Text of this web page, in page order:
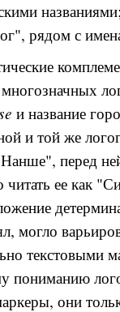
рядом с
многозначных
и название
и той же
перед
ее как
могло
текстовыми
пониманию
они